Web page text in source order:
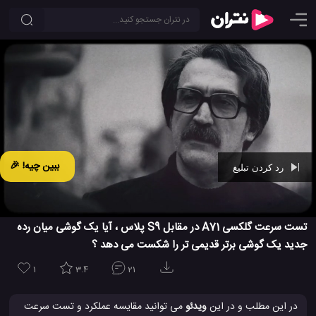
ببین چیه! 🎉
00:29
تست سرعت گلکسی A71 در مقابل S9 پلاس ، آیا یک گوشی میان رده
جدید یک گوشی برتر قدیمی تر را شکست می دهد ؟
1 3.4 21
در این مطلب و در اینویدئومی توانید مقایسه عملکرد و تست سرعت